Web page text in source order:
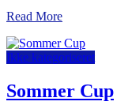
Read More
Ikke kategoriseret
Sommer Cup